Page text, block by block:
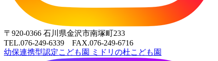
〒920-0366 石川県金沢市南塚町233
TEL.076-249-6339 FAX.076-249-6716
幼保連携型認定こども園
ミドリの杜こども園